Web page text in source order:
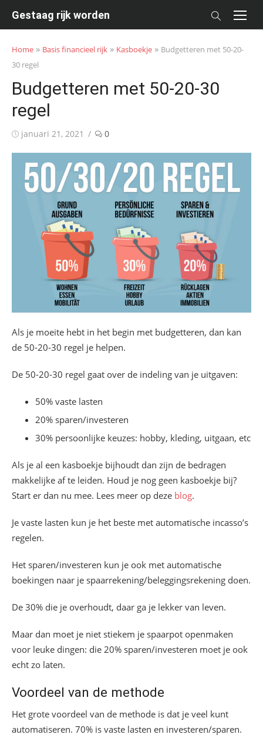
Gestaag rijk worden
Home » Basis financieel rijk » Kasboekje » Budgetteren met 50-20-
30 regel
Budgetteren met 50-20-30
regel
Posted
januari 21, 2021 0
Als je moeite hebt in het begin met budgetteren, dan kan
de 50-20-30 regel je helpen.
De 50-20-30 regel gaat over de indeling van je uitgaven:
50% vaste lasten
20% sparen/investeren
30% persoonlijke keuzes: hobby, kleding, uitgaan, etc
Als je al een kasboekje bijhoudt dan zijn de bedragen
makkelijke af te leiden. Houd je nog geen kasboekje bij?
Start er dan nu mee. Lees meer op deze blog.
Je vaste lasten kun je het beste met automatische incasso’s
regelen.
Het sparen/investeren kun je ook met automatische
boekingen naar je spaarrekening/beleggingsrekening doen.
De 30% die je overhoudt, daar ga je lekker van leven.
Maar dan moet je niet stiekem je spaarpot openmaken
voor leuke dingen: die 20% sparen/investeren moet je ook
echt zo laten.
Voordeel van de methode
Het grote voordeel van de methode is dat je veel kunt
automatiseren. 70% is vaste lasten en investeren/sparen.